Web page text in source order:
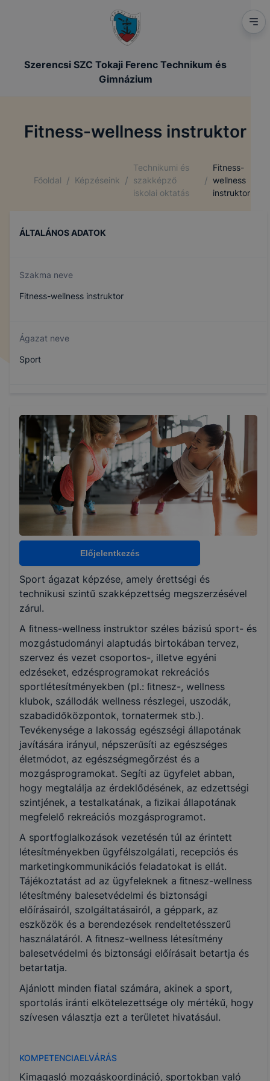
Szerencsi SZC Tokaji Ferenc Technikum és
Gimnázium
Fitness-wellness instruktor
Főoldal / Képzéseink /
Technikumi és
szakképző
iskolai oktatás
/
Fitness-
wellness
instruktor
ÁLTALÁNOS ADATOK
Szakma neve
Fitness-wellness instruktor
Ágazat neve
Sport
510142001
Képzés időtartama
5 év
Választható szakmairányok:
Nem válaszható
KKK/PTT
KKK letöltése (pdf)
Okleveles technikusképzés
Nem
Előjelentkezés
Sport ágazat képzése, amely érettségi és
technikusi szintű szakképzettség megszerzésével
zárul.
A ﬁtness-wellness instruktor széles bázisú sport- és
mozgástudományi alaptudás birtokában tervez,
szervez és vezet csoportos-, illetve egyéni
edzéseket, edzésprogramokat rekreációs
sportlétesítményekben (pl.: ﬁtnesz-, wellness
klubok, szállodák wellness részlegei, uszodák,
szabadidőközpontok, tornatermek stb.).
Tevékenysége a lakosság egészségi állapotának
javítására irányul, népszerűsíti az egészséges
életmódot, az egészségmegőrzést és a
mozgásprogramokat. Segíti az ügyfelet abban,
hogy megtalálja az érdeklődésének, az edzettségi
szintjének, a testalkatának, a ﬁzikai állapotának
megfelelő rekreációs mozgásprogramot.
A sportfoglalkozások vezetésén túl az érintett
létesítményekben ügyfélszolgálati, recepciós és
marketingkommunikációs feladatokat is ellát.
Tájékoztatást ad az ügyfeleknek a ﬁtnesz-wellness
létesítmény balesetvédelmi és biztonsági
előírásairól, szolgáltatásairól, a géppark, az
eszközök és a berendezések rendeltetésszerű
használatáról. A ﬁtnesz-wellness létesítmény
balesetvédelmi és biztonsági előírásait betartja és
betartatja.
Ajánlott minden fiatal számára, akinek a sport,
sportolás iránti elkötelezettsége oly mértékű, hogy
szívesen választja ezt a területet hivatásául.
KOMPETENCIAELVÁRÁS
Kimagasló mozgáskoordináció, sportokban való